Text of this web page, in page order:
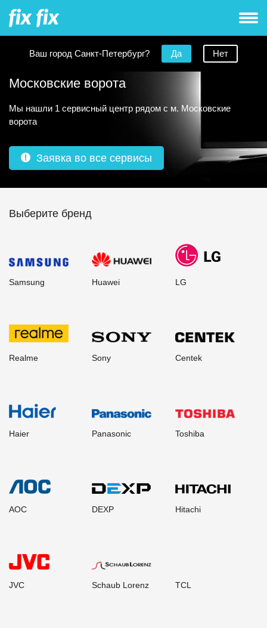
Ваш город Санкт-Петербург? Да Нет
Ремонт телевизоров рядом с метро
Московские ворота
Мы нашли 1 сервисный центр рядом с м. Московские
ворота
Заявка во все сервисы
Выберите бренд
Samsung Huawei LG
Realme Sony Centek
Haier Panasonic Toshiba
AOC DEXP Hitachi
JVC Schaub Lorenz TCL